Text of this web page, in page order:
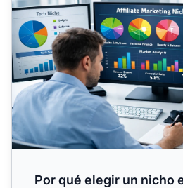
Por qué elegir un nicho